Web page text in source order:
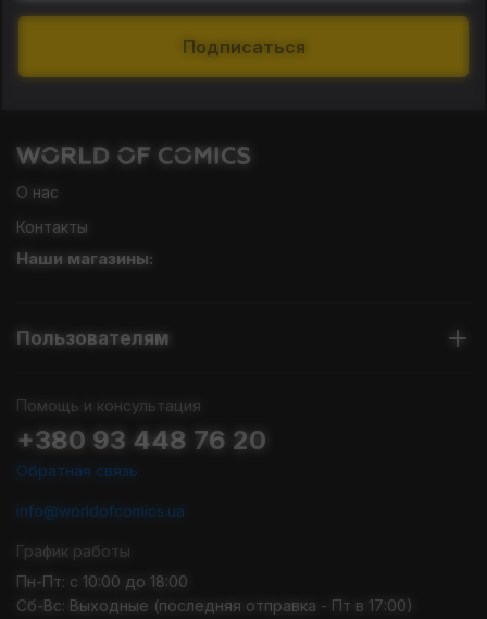
Подписаться
О нас
Контакты
Наши магазины:
Пользователям
Помощь и консультация
+380 93 448 76 20
Обратная связь
info@worldofcomics.ua
График работы
Пн-Пт: с 10:00 до 18:00
Сб-Вс: Выходные (последняя отправка - Пт в 17:00)